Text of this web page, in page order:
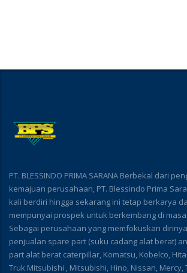
PT. BLESSINDO PRIMA SARANA Berbekal dari
kemajuan perusahaan, PT. Blessindo Prima
kali berdiri hingga sekarang ini tetap berkarya
mempunyai prospek untuk berkembang di
Sebagai perusahaan yang memfokuskan
penjualan spare part (suku cadang alat berat)
part alat berat caterpillar, Komatsu, Kobelco,
Truk Mitsubishi , Mitsubishi, Hino, Nissan, Mercy,